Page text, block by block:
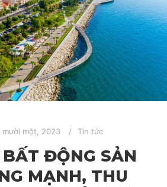
mười một, 2023 Tin tức
ĐỘNG SẢN
MẠNH, THU